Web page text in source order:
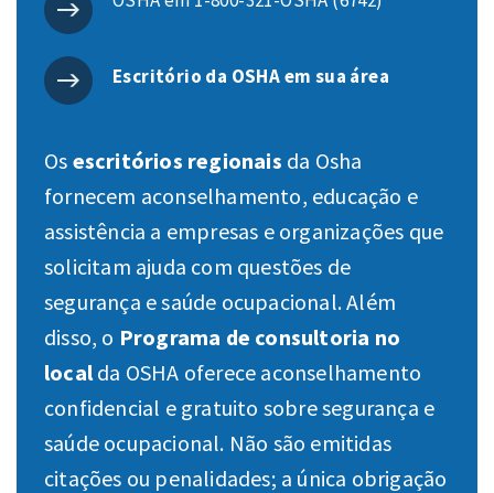
Escritório da OSHA em sua área
Os escritórios regionais da Osha
fornecem aconselhamento, educação e
assistência a empresas e organizações que
solicitam ajuda com questões de
segurança e saúde ocupacional. Além
disso, o Programa de consultoria no
local da OSHA oferece aconselhamento
confidencial e gratuito sobre segurança e
saúde ocupacional. Não são emitidas
citações ou penalidades; a única obrigação